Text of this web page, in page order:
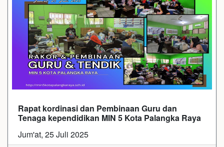
Rapat kordinasi dan Pembinaan Guru dan
Tenaga kependidikan MIN 5 Kota Palangka Raya
Jum'at, 25 Juli 2025